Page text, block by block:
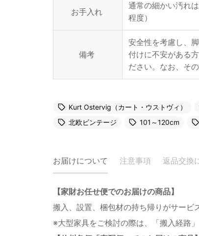
お手入れ
通常の細かい汚れ
程度）
備考
安全性を考慮し、
付けに不安がある
ださい。なお、そ
Kurt Ostervig（カート・ウストヴィ）
北欧ビンテージ
101～120cm
お届けについて 注意事項 返品交換
【家財お任せ便でのお届けの商品】
搬入、設置、梱包材の持ち帰りがサービ
※大型家具をご検討の際は、「搬入経路